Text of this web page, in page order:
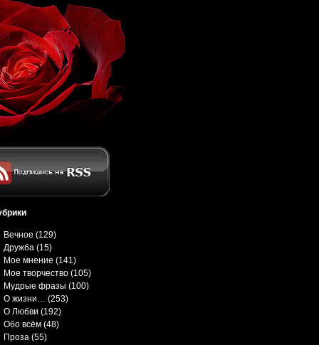
Вечное (129)
Дружба (15)
Мое мнение (141)
Мое творчество (105)
Мудрые фразы (100)
О жизни… (253)
О Любви (192)
Обо всём (48)
Проза (55)